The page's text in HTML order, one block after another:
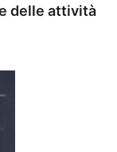
delle attività